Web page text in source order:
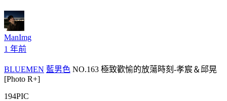
ManImg
1 年前
BLUEMEN 藍男色 NO.163 極致歡愉的放蕩時刻-孝宸＆邱晃
[Photo R+]
194PIC